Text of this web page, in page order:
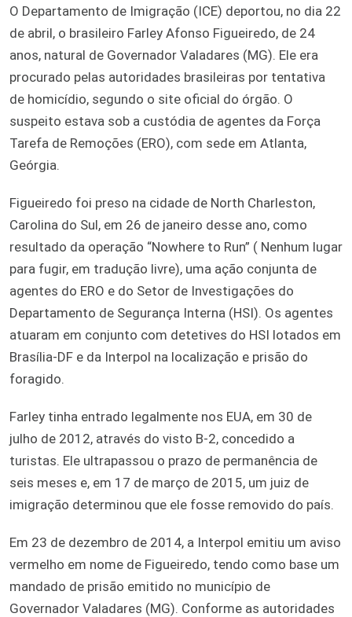
O Departamento de Imigração (ICE) deportou, no dia 22
de abril, o brasileiro Farley Afonso Figueiredo, de 24
anos, natural de Governador Valadares (MG). Ele era
procurado pelas autoridades brasileiras por tentativa
de homicídio, segundo o site oficial do órgão. O
suspeito estava sob a custódia de agentes da Força
Tarefa de Remoções (ERO), com sede em Atlanta,
Geórgia.
Figueiredo foi preso na cidade de North Charleston,
Carolina do Sul, em 26 de janeiro desse ano, como
resultado da operação “Nowhere to Run” ( Nenhum lugar
para fugir, em tradução livre), uma ação conjunta de
agentes do ERO e do Setor de Investigações do
Departamento de Segurança Interna (HSI). Os agentes
atuaram em conjunto com detetives do HSI lotados em
Brasília-DF e da Interpol na localização e prisão do
foragido.
Farley tinha entrado legalmente nos EUA, em 30 de
julho de 2012, através do visto B-2, concedido a
turistas. Ele ultrapassou o prazo de permanência de
seis meses e, em 17 de março de 2015, um juiz de
imigração determinou que ele fosse removido do país.
Em 23 de dezembro de 2014, a Interpol emitiu um aviso
vermelho em nome de Figueiredo, tendo como base um
mandado de prisão emitido no município de
Governador Valadares (MG). Conforme as autoridades